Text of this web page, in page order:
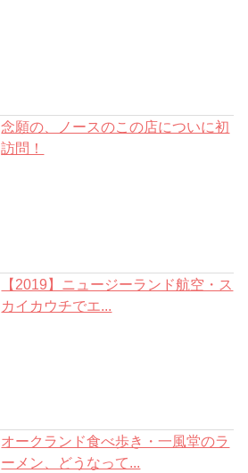
念願の、ノースのこの店についに初
訪問！
【2019】ニュージーランド航空・ス
カイカウチでエ...
オークランド食べ歩き・一風堂のラ
ーメン、どうなって...